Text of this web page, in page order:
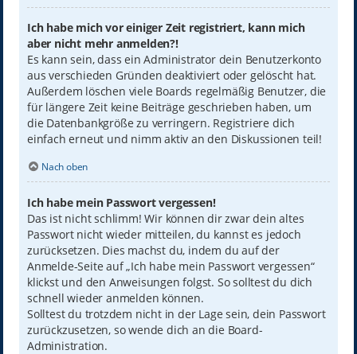
Ich habe mich vor einiger Zeit registriert, kann mich
aber nicht mehr anmelden?!
Es kann sein, dass ein Administrator dein Benutzerkonto
aus verschieden Gründen deaktiviert oder gelöscht hat.
Außerdem löschen viele Boards regelmäßig Benutzer, die
für längere Zeit keine Beiträge geschrieben haben, um
die Datenbankgröße zu verringern. Registriere dich
einfach erneut und nimm aktiv an den Diskussionen teil!
Nach oben
Ich habe mein Passwort vergessen!
Das ist nicht schlimm! Wir können dir zwar dein altes
Passwort nicht wieder mitteilen, du kannst es jedoch
zurücksetzen. Dies machst du, indem du auf der
Anmelde-Seite auf „Ich habe mein Passwort vergessen“
klickst und den Anweisungen folgst. So solltest du dich
schnell wieder anmelden können.
Solltest du trotzdem nicht in der Lage sein, dein Passwort
zurückzusetzen, so wende dich an die Board-
Administration.